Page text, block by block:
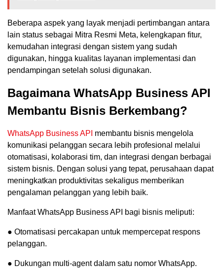
Beberapa aspek yang layak menjadi pertimbangan antara
lain status sebagai Mitra Resmi Meta, kelengkapan fitur,
kemudahan integrasi dengan sistem yang sudah
digunakan, hingga kualitas layanan implementasi dan
pendampingan setelah solusi digunakan.
Bagaimana WhatsApp Business API
Membantu Bisnis Berkembang?
WhatsApp Business API membantu bisnis mengelola
komunikasi pelanggan secara lebih profesional melalui
otomatisasi, kolaborasi tim, dan integrasi dengan berbagai
sistem bisnis. Dengan solusi yang tepat, perusahaan dapat
meningkatkan produktivitas sekaligus memberikan
pengalaman pelanggan yang lebih baik.
Manfaat WhatsApp Business API bagi bisnis meliputi:
● Otomatisasi percakapan untuk mempercepat respons
pelanggan.
● Dukungan multi-agent dalam satu nomor WhatsApp.